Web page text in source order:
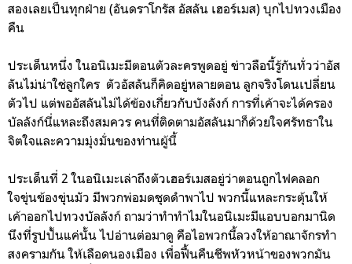
สองเลยเป็นทุกฝ่าย (อันดราโกรัส อัสลัน เฮอร์เมส) บุกไปทวงเมือง
คืน
ประเด็นหนึ่ง ในอนิเมะมีตอนตัวละครพูดอยู่ ข่าวลือนี้รู้กันทั่วว่าอัส
ลันไม่น่าใช่ลูกใคร ตัวอัสลันก็คิดอยู่หลายตอน ลูกจริงโดนเปลี่ยน
ตัวไป แต่พออัสลันไม่ได้ข้องเกี่ยวกับบังลังก์ การที่เค้าจะได้ครอง
บัลลังก์นี่แหละถึงสมควร คนที่ติดตามอัสลันมาก็ด้วยใจศรัทธาใน
จิตใจและความมุ่งมั่นของท่านผู้นี้
ประเด็นที่ 2 ในอนิเมะเล่าถึงตัวเฮอร์เมสอยู่ว่าตอนถูกไฟคลอก
ใจขุ่นข้องขุ่นมัว มีพวกพ่อมดชุดดำพาไป พวกนี้แหละกระตุ้นให้
เค้าออกไปทวงบัลลังก์ ถามว่าทำทำไมในอนิเมะมีแอบบอกมานิด
นึงที่รูปปั้นแค่นั้น ไปอ่านต่อมาดู คือไอพวกนี้ลวงให้อาณาจักรทำ
สงครามกัน ให้เลือดนองเมือง เพื่อฟื้นคืนชีพหัวหน้าของพวกมัน